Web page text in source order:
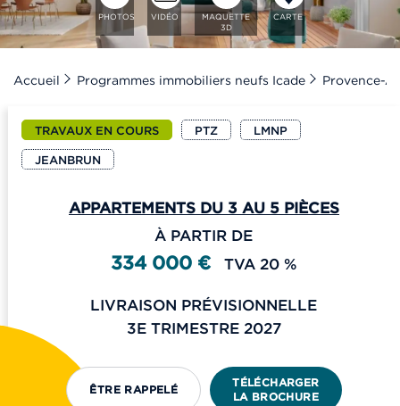
PHOTOS VIDÉO
MAQUETTE
3D
CARTE
Accueil Programmes immobiliers neufs Icade Provence-
TRAVAUX EN COURS PTZ
LMNP
JEANBRUN
APPARTEMENTS DU 3 AU 5 PIÈCES
À PARTIR DE
334 000 € TVA 20 %
LIVRAISON PRÉVISIONNELLE
3E TRIMESTRE 2027
ÊTRE RAPPELÉ
TÉLÉCHARGER
LA BROCHURE